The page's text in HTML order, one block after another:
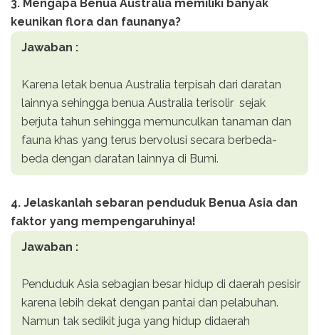
3. Mengapa Benua Australia memiliki banyak
keunikan flora dan faunanya?
Jawaban :
Karena letak benua Australia terpisah dari daratan
lainnya sehingga benua Australia terisolir sejak
berjuta tahun sehingga memunculkan tanaman dan
fauna khas yang terus bervolusi secara berbeda-
beda dengan daratan lainnya di Bumi.
4. Jelaskanlah sebaran penduduk Benua Asia dan
faktor yang mempengaruhinya!
Jawaban :
Penduduk Asia sebagian besar hidup di daerah pesisir
karena lebih dekat dengan pantai dan pelabuhan.
Namun tak sedikit juga yang hidup didaerah